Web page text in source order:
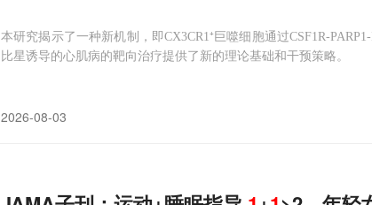
本研究揭示了一种新机制，即CX3CR1⁺巨噬细胞通过CSF1R-
比星诱导的心肌病的靶向治疗提供了新的理论基础和干预策略。
2026-08-03